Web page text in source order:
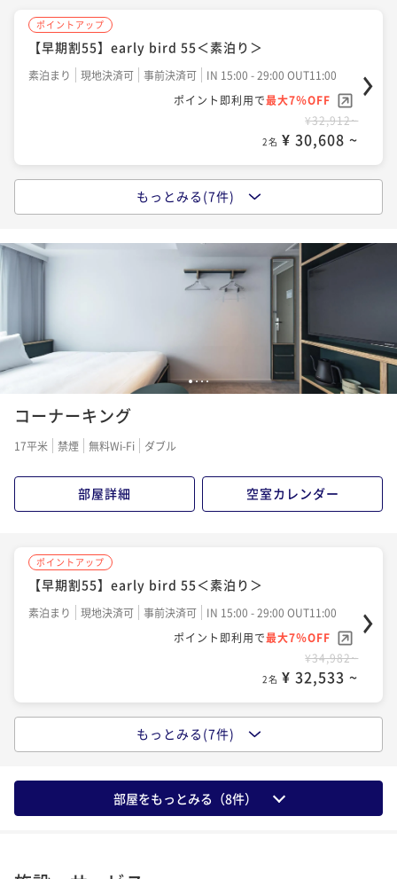
ポイントアップ
【2連泊】2-night stay＜素泊り＞
素泊まり 現地決済可 事前決済可
IN 15:00 - 29:00 OUT11:00
ポイント即利用で最大7％OFF
¥42,020~
2名 ¥ 39,078 ~
朝食付き
IN 15:00 - 29:00 OUT11:00
ポイント即利用で
最大7％OFF
2名
ポイントアップ
【スタンダード】～渋谷駅徒歩5分の好立地～渋谷のま
ちとつながるパブリック空間を満喫＜朝食付＞
事前決済可
IN 15:00 - 29:00 OUT11:00
最大7％OFF
¥39,330~
2名 ¥ 36,576 ~
【早期割28】early bird 28＜素泊り＞
事前決済可
IN 15:00 - 29:00 OUT11:00
ポイント即利用で
最大7％OFF
2名 ¥ 39,625 ~
ポイントアップ
【早期割28】early bird 28＜朝食付＞
朝食付き 現地決済可 事前決済可
¥47,668~
2名 ¥ 44,331 ~
ポイントアップ
【2連泊】2-night stay＜素泊り＞
素泊まり 現地決済可 事前決済可
IN 15:00 - 29:00 OUT11:00
ポイント即利用で最大7％OFF
¥61,684~
2名 ¥ 57,366 ~
現地決済可 事前決済可
IN 15:00 - 29:00 OUT11:00
ポイント即利用で最大7％OFF
ポイントアップ
【早期割55】early bird 55＜素泊り＞
素泊まり 現地決済可 事前決済可
IN 15:00 - 29:00 OUT11:00
ポイント即利用で最大7％OFF
¥32,912~
2名 ¥ 30,608 ~
【スタンダード】～渋谷駅徒歩5分の好立地～渋谷のま
ちとつながるパブリック空間を満喫＜素泊り＞
素泊まり 事前決済可
IN 15:00 - 29:00 OUT11:00
ポイント即利用で
最大7％OFF
¥ 34,010 ~
ポイントアップ
【早期割55】early bird 55＜朝食付＞
朝食付き 現地決済可 事前決済可
¥37,972~
2名 ¥ 35,313 ~
ポイントアップ
【スタンダード】～渋谷駅徒歩5分の好立地～渋谷のま
ちとつながるパブリック空間を満喫＜朝食付＞
事前決済可
IN 15:00 - 29:00 OUT11:00
最大7％OFF
¥41,630~
2名 ¥ 38,715 ~
【早期割28】early bird 28＜素泊り＞
もっとみる(7件)
1234
コーナーキング
17平米 禁煙 無料Wi-Fi ダブル
部屋詳細 空室カレンダー
ポイントアップ
【早期割55】early bird 55＜素泊り＞
素泊まり 現地決済可 事前決済可
IN 15:00 - 29:00 OUT11:00
ポイント即利用で最大7％OFF
¥34,982~
2名 ¥ 32,533 ~
【スタンダード】～渋谷駅徒歩5分の好立地～渋谷のま
ちとつながるパブリック空間を満喫＜素泊り＞
現地決済可 事前決済可
IN 15:00 - 29:00 OUT11:00
もっとみる(7件)
部屋をもっとみる（8件）